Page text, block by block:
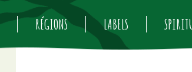
RÉGIONS LABELS